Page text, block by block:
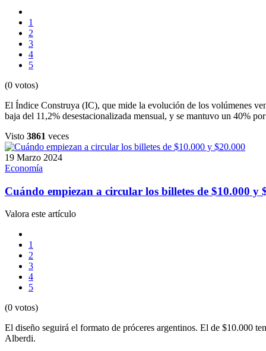
1
2
3
4
5
(0 votos)
El Índice Construya (IC), que mide la evolución de los volúmenes
baja del 11,2% desestacionalizada mensual, y se mantuvo un 40%
Visto 3861 veces
19 Marzo 2024
Economía
Cuándo empiezan a circular los billetes de $10.000 y
Valora este artículo
1
2
3
4
5
(0 votos)
El diseño seguirá el formato de próceres argentinos. El de $10.000
Alberdi.